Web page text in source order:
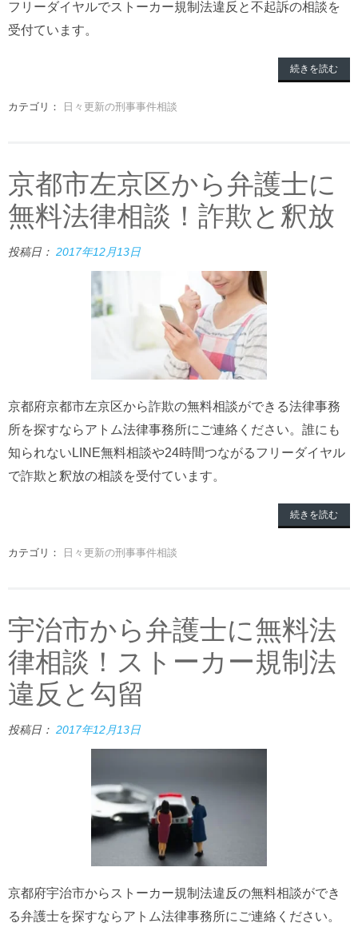
フリーダイヤルでストーカー規制法違反と不起訴の相談を
受付ています。
続きを読む
カテゴリ： 日々更新の刑事事件相談
京都市左京区から弁護士に
無料法律相談！詐欺と釈放
投稿日： 2017年12月13日
京都府京都市左京区から詐欺の無料相談ができる法律事務
所を探すならアトム法律事務所にご連絡ください。誰にも
知られないLINE無料相談や24時間つながるフリーダイヤル
で詐欺と釈放の相談を受付ています。
続きを読む
カテゴリ： 日々更新の刑事事件相談
宇治市から弁護士に無料法
律相談！ストーカー規制法
違反と勾留
投稿日： 2017年12月13日
京都府宇治市からストーカー規制法違反の無料相談ができ
る弁護士を探すならアトム法律事務所にご連絡ください。